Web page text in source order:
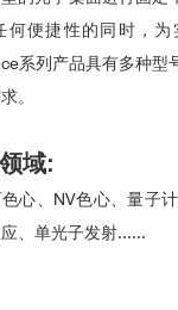
何便捷性的同时，
系列产品具有多种型
。
域:
心、NV色心、量子
、单光子发射......